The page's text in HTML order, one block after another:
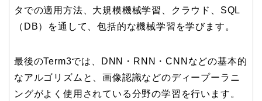
タでの適用方法、大規模機械学習、クラウド、SQL
（DB）を通して、包括的な機械学習を学びます。
最後のTerm3では、DNN・RNN・CNNなどの基本的
なアルゴリズムと、画像認識などのディープーラニ
ングがよく使用されている分野の学習を行います。